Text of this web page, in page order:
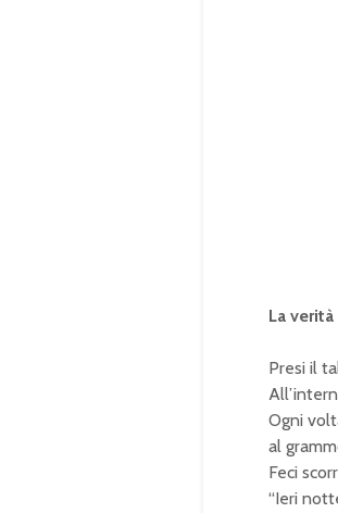
La
Presi il
Ogni
al
Feci
“Ieri